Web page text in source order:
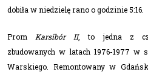
dobiła w niedzielę rano o godzinie 5:16.
Prom Karsibór II, to jedna z
zbudowanych w latach 1976-1977 w
Warskiego. Remontowany w